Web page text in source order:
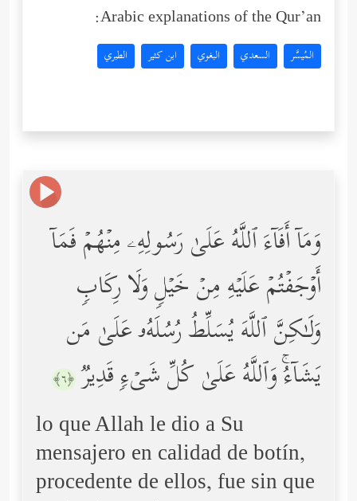
Arabic explanations of the Qur’an:
المُيسَّر السعدي البغوي ابن كثير الطبري
وَمَاۤ أَفَاۤءَ ٱللَّهُ عَلَىٰ رَسُولِهِۦ مِنۡهُمۡ فَمَاۤ
أَوۡجَفۡتُمۡ عَلَیۡهِ مِنۡ خَیۡلࣲ وَلَا رِكَابࣲ
وَلَـٰكِنَّ ٱللَّهَ یُسَلِّطُ رُسُلَهُۥ عَلَىٰ مَن
یَشَاۤءُۚ وَٱللَّهُ عَلَىٰ كُلِّ شَیۡءࣲ قَدِیرࣱ ﴿٦﴾
lo que Allah le dio a Su
mensajero en calidad de botín,
procedente de ellos, fue sin que